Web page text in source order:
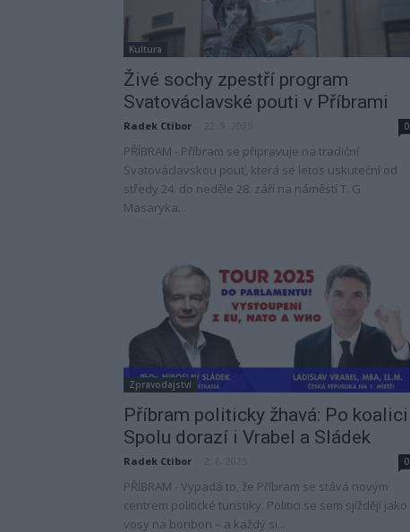
Kultura
Živé sochy zpestří program
Svatováclavské pouti v Příbrami
Radek Ctibor 0
PŘÍBRAM - Příbram se připravuje na tradiční
Svatováclavskou pouť, která se letos uskuteční od
středy 24. do neděle 28. září na náměstí T. G.
Masaryka...
Zpravodajství
Příbram politicky žhavá: Po koalici
Spolu dorazí i Vrabel a Sládek
Radek Ctibor 0
PŘÍBRAM - Vypadá to, že Příbram se stává novým
centrem politické turistiky. Politici se sem sjíždějí jako
vosy na bonbon – a každý si...